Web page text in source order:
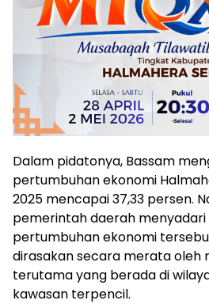
Dalam pidatonya, Bassam
pertumbuhan ekonomi
2025 mencapai 37,33 persen.
pemerintah daerah
pertumbuhan ekonomi
dirasakan secara merata oleh
terutama yang berada di
kawasan terpencil.